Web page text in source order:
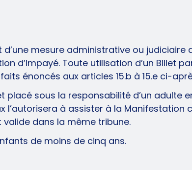
mesure administrative ou
d’impayé. Toute utilisation d’un Billet
énoncés aux articles 15.b à 15.e ci-
sous la responsabilité d’un adulte
l’autorisera à assister à la
valide dans la même tribune.
de moins de cinq ans.